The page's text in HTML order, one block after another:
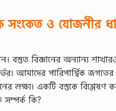
ও যােজনীর
বস্তুত বিজ্ঞানের অন্যান্য
আমাদের পারিপার্শ্বিক
লক্ষ্য। একটি বস্তুকে
সম্পর্ক কি?